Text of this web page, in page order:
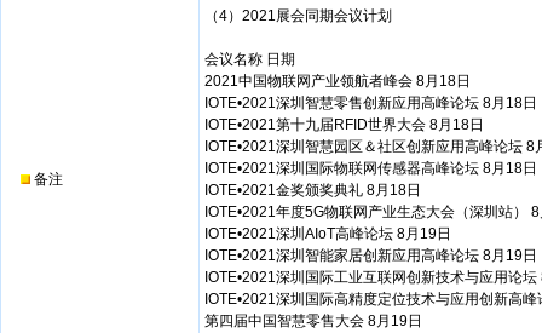
备注
（4）2021展会同期会议计划
会议名称 日期
2021中国物联网产业领航者峰会 8月18日
IOTE•2021深圳智慧零售创新应用高峰论坛 8月18日
IOTE•2021第十九届RFID世界大会 8月18日
IOTE•2021深圳智慧园区＆社区创新应用高峰论坛 8
IOTE•2021深圳国际物联网传感器高峰论坛 8月18日
IOTE•2021金奖颁奖典礼 8月18日
IOTE•2021年度5G物联网产业生态大会（深圳站）
IOTE•2021深圳AIoT高峰论坛 8月19日
IOTE•2021深圳智能家居创新应用高峰论坛 8月19日
IOTE•2021深圳国际工业互联网创新技术与应用论
IOTE•2021深圳国际高精度定位技术与应用创新高
第四届中国智慧零售大会 8月19日